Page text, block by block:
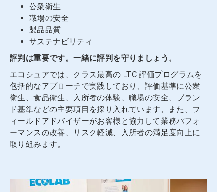
公衆衛生
職場の安全
製品品質
サステナビリティ
評判は重要です。一緒に評判を守りましょう。
エコシュアでは、クラス最高の LTC 評価プログラムを
包括的なアプローチで実践しており、評価基準に公衆
衛生、食品衛生、入所者の体験、職場の安全、ブラン
ド基準などの主要項目を採り入れています。また、フ
ィールドアドバイザーがお客様と協力して業務パフォ
ーマンスの改善、リスク軽減、入所者の満足度向上に
取り組みます。